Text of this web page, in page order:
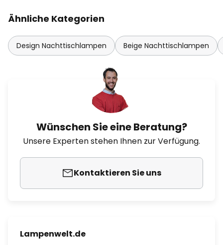
Ähnliche Kategorien
Design Nachttischlampen Beige Nachttischlampen
Wünschen Sie eine Beratung?
Unsere Experten stehen Ihnen zur Verfügung.
Kontaktieren Sie uns
Lampenwelt.de